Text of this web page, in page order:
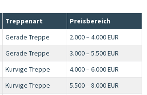
Treppenart
Preisbereich
Gerade Treppe
2.000 – 4.000 EUR
Gerade Treppe
3.000 – 5.500 EUR
Kurvige Treppe
4.000 – 6.000 EUR
Kurvige Treppe
5.500 – 8.000 EUR